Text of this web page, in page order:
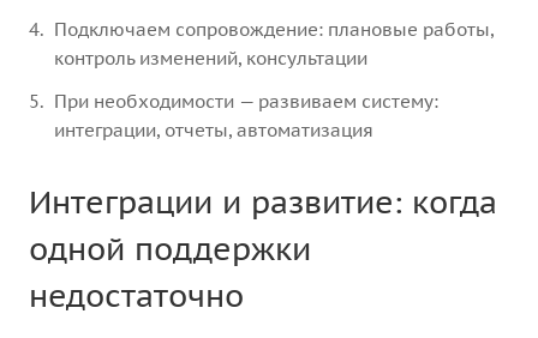
Подключаем сопровождение: плановые работы,
контроль изменений, консультации
При необходимости — развиваем систему:
интеграции, отчеты, автоматизация
Интеграции и развитие: когда
одной поддержки
недостаточно